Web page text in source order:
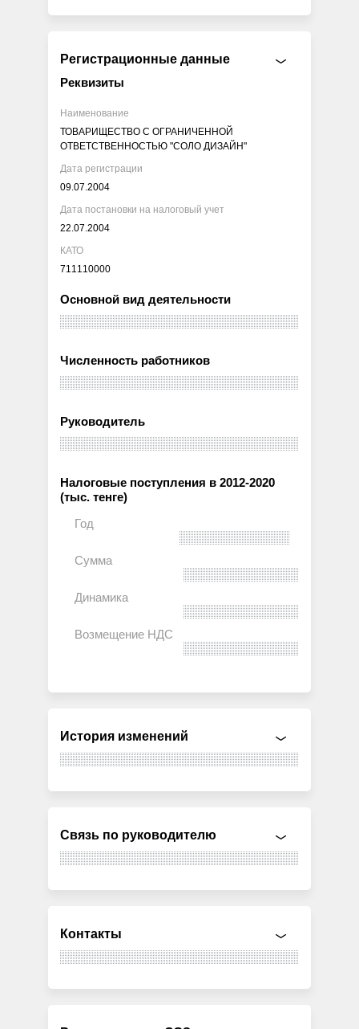
Регистрационные данные
Реквизиты
Наименование
ТОВАРИЩЕСТВО С ОГРАНИЧЕННОЙ
ОТВЕТСТВЕННОСТЬЮ "СОЛО ДИЗАЙН"
Дата регистрации
09.07.2004
Дата постановки на налоговый учет
22.07.2004
КАТО
711110000
Основной вид деятельности
Численность работников
Руководитель
Налоговые поступления в 2012-2020
(тыс. тенге)
История изменений
Связь по руководителю
Контакты